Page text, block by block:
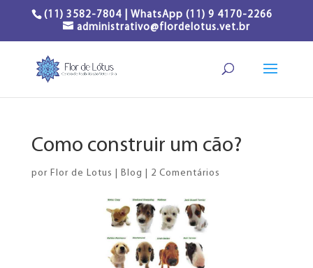
(11) 3582-7804 | WhatsApp (11) 9 4170-2266
administrativo@flordelotus.vet.br
Como construir um cão?
por Flor de Lotus Blog 2 Comentários